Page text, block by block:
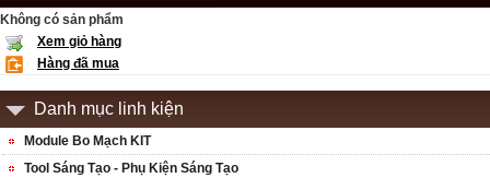
Không có sản phẩm
Xem giỏ hàng
Hàng đã mua
Danh mục linh kiện
Module Bo Mạch KIT
Tool Sáng Tạo - Phụ Kiện Sáng Tạo